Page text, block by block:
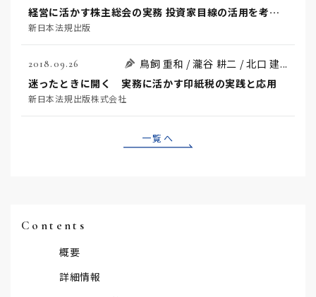
経営に活かす株主総会の実務 投資家目線の活用を考える
新日本法規出版
2018.09.26
鳥飼 重和 / 瀧谷 耕二 / 北口 建...
迷ったときに開く 実務に活かす印紙税の実践と応用
新日本法規出版株式会社
一覧へ
Contents
概要
詳細情報